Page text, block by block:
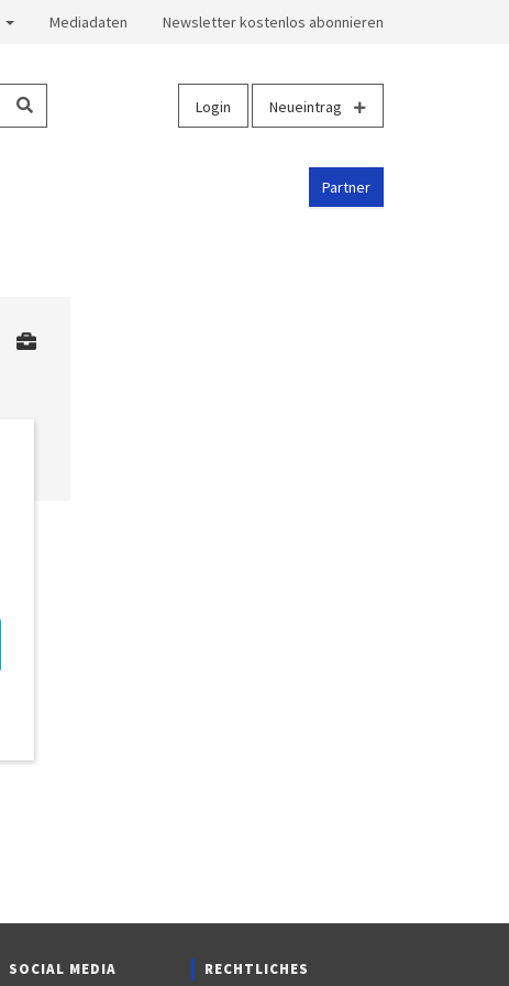
Mediadaten Newsletter kostenlos abonnieren
Login Neueintrag
Partner
SOCIAL MEDIA RECHTLICHES